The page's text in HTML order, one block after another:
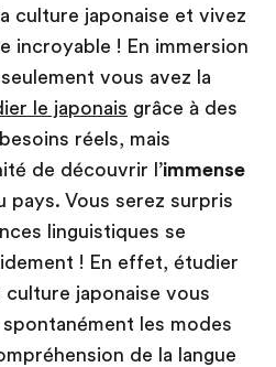
culture japonaise et vivez
incroyable ! En immersion
vous avez la
le japonais grâce à des
réels, mais
de découvrir l’immense
pays. Vous serez surpris
linguistiques se
! En effet, étudier
culture japonaise vous
les modes
de la langue